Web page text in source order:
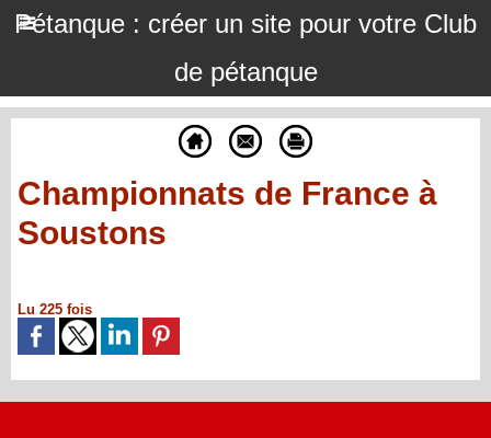
Pétanque : créer un site pour votre Club
de pétanque
Championnats de France à
Soustons
Lu 225 fois